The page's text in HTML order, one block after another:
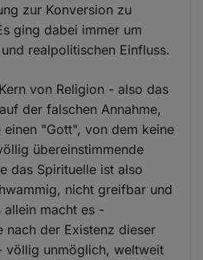
zur Konversion zu
ging dabei immer um
realpolitischen Einfluss.
von Religion - also das
der falschen Annahme,
"Gott", von dem keine
übereinstimmende
das Spirituelle ist also
nicht greifbar und
macht es -
nach der Existenz dieser
völlig unmöglich, weltweit